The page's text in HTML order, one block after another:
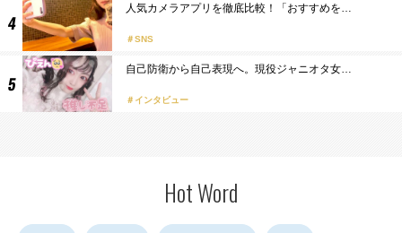
人気カメラアプリを徹底比較！「おすすめを…
SNS
自己防衛から自己表現へ。現役ジャニオタ女…
インタビュー
Hot Word